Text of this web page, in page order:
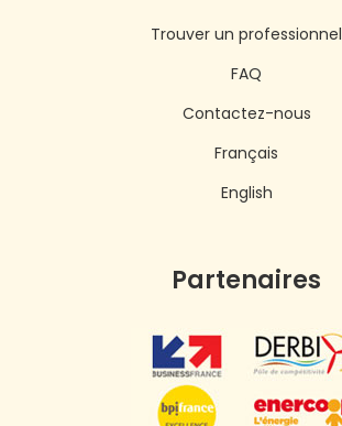
Trouver un professionnel
FAQ
Contactez-nous
Français
English
Partenaires